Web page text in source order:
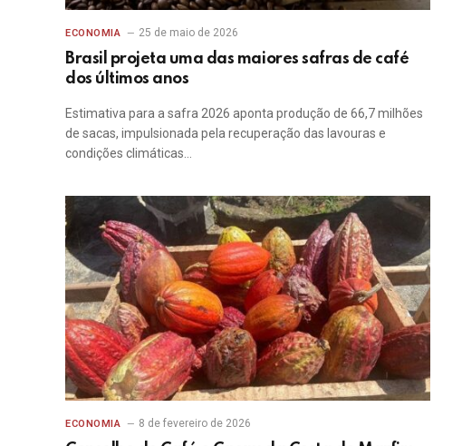
ECONOMIA 25 de maio de 2026
Brasil projeta uma das maiores safras de café
dos últimos anos
Estimativa para a safra 2026 aponta produção de 66,7 milhões
de sacas, impulsionada pela recuperação das lavouras e
condições climáticas…
ECONOMIA 8 de fevereiro de 2026